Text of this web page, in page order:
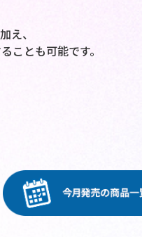
え、
ことも可能です。